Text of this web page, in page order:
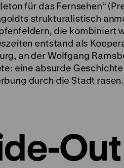
für das Fernsehen“
strukturalistisch
die kombiniert
entstand als
an der Wolfgang
eine absurde
durch die Stadt rasen.
Out